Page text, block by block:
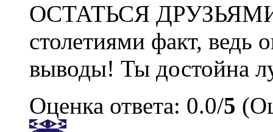
ОСТАТЬСЯ
столетиями факт, ведь
выводы! Ты достойна
Оценка ответа: 0.0/5